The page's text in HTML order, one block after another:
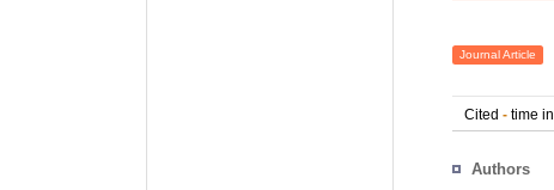
Journal Article
Cited - time in
Authors